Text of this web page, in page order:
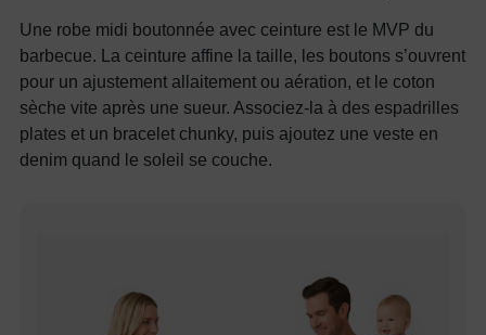
Une robe midi boutonnée avec ceinture est le MVP du
barbecue. La ceinture affine la taille, les boutons s’ouvrent
pour un ajustement allaitement ou aération, et le coton
sèche vite après une sueur. Associez-la à des espadrilles
plates et un bracelet chunky, puis ajoutez une veste en
denim quand le soleil se couche.